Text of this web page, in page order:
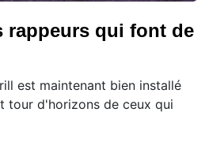
rappeurs qui font de
est maintenant bien installé
tour d'horizons de ceux qui